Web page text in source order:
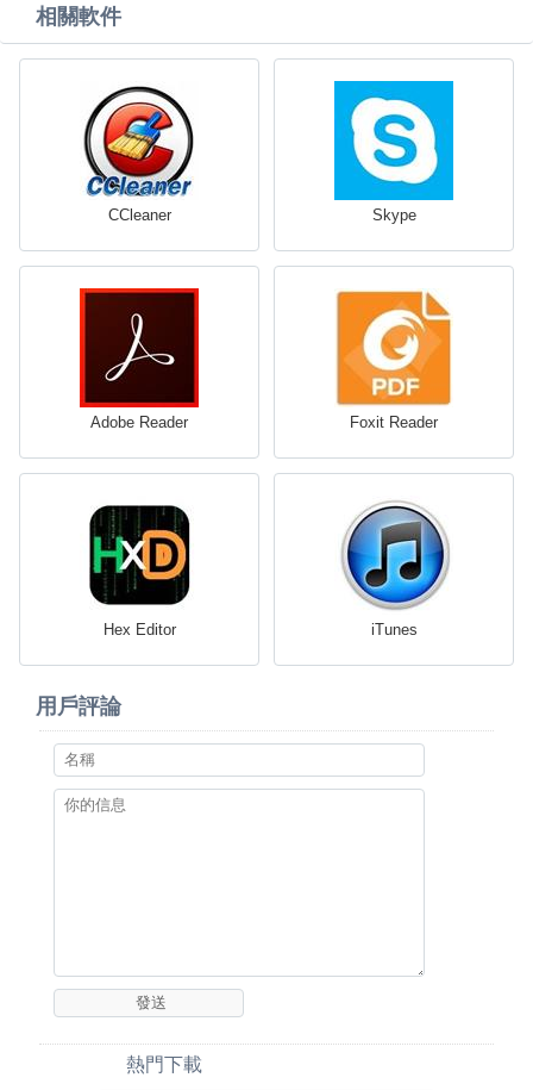
相關軟件
CCleaner Skype
Adobe Reader Foxit Reader
Hex Editor iTunes
用戶評論
熱門下載